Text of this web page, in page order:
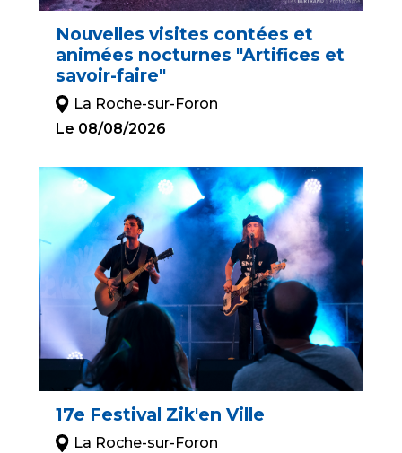
Nouvelles visites contées et
animées nocturnes "Artifices et
savoir-faire"
La Roche-sur-Foron
Le 08/08/2026
17e Festival Zik'en Ville
La Roche-sur-Foron